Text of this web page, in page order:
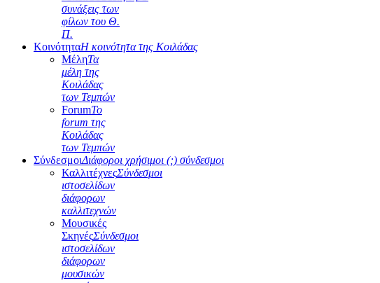
συνάξεις των
φίλων του Θ.
Π.
ΚοινότηταΗ κοινότητα της Κοιλάδας
ΜέληΤα
μέλη της
Κοιλάδας
των Τεμπών
ForumΤο
forum της
Κοιλάδας
των Τεμπών
ΣύνδεσμοιΔιάφοροι χρήσιμοι (;) σύνδεσμοι
ΚαλλιτέχνεςΣύνδεσμοι
ιστοσελίδων
διάφορων
καλλιτεχνών
Μουσικές
ΣκηνέςΣύνδεσμοι
ιστοσελίδων
διάφορων
μουσικών